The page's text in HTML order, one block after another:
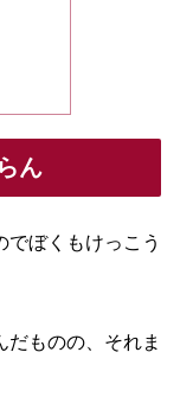
ん
ぼくもけっこう
ものの、それま